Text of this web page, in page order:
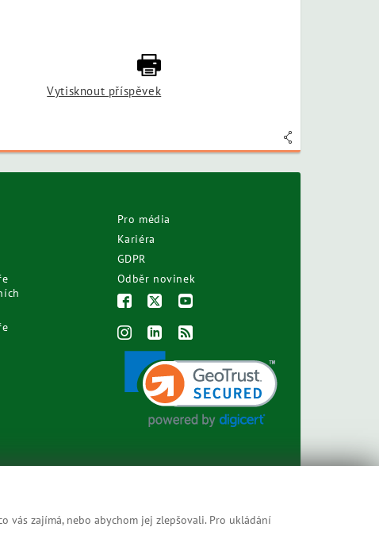
Vytisknout příspěvek
Pro média
Kariéra
GDPR
Odběr novinek
vás zajímá, nebo abychom jej zlepšovali. Pro ukládání